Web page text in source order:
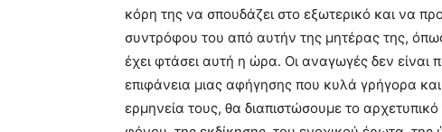
κόρη της να σπουδάζει στο εξωτερικό και να
συντρόφου του από αυτήν της μητέρας της, όπως
έχει φτάσει αυτή η ώρα. Οι αναγωγές δεν
επιφάνεια μιας αφήγησης που κυλά γρήγορα και
ερμηνεία τους, θα διαπιστώσουμε το